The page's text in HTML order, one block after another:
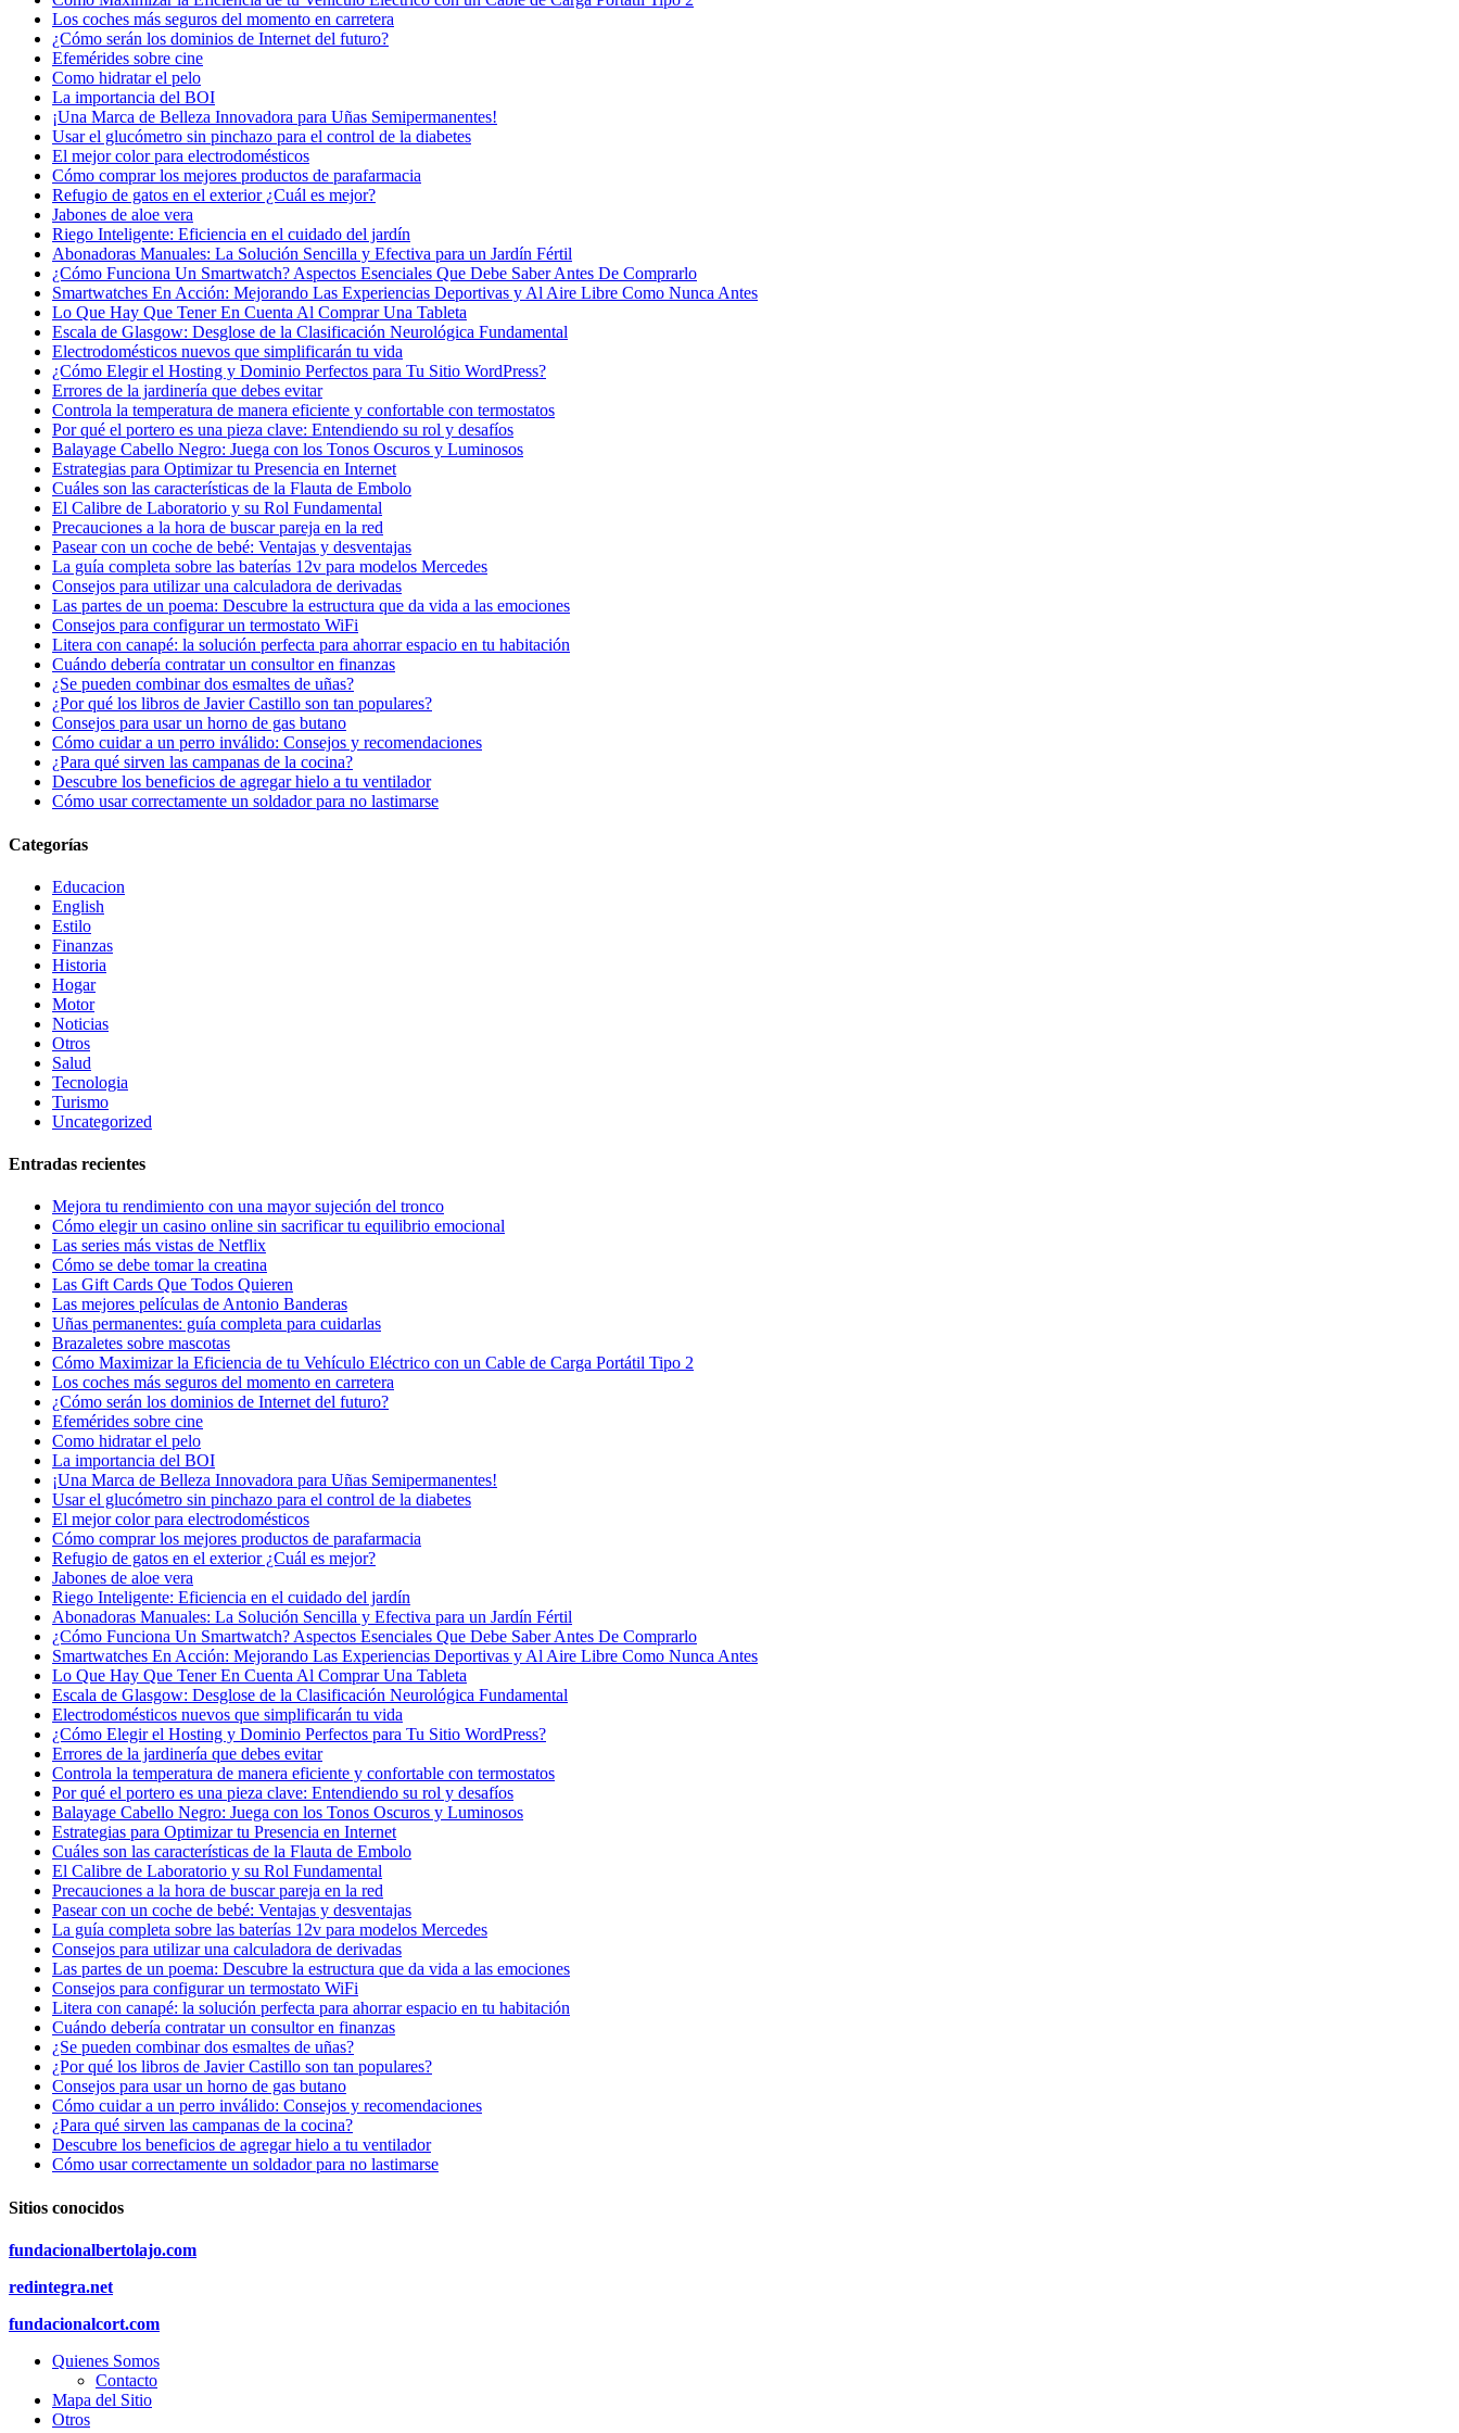
Los coches más seguros del momento en carretera
¿Cómo serán los dominios de Internet del futuro?
Efemérides sobre cine
Сomo hidratar el pelo
La importancia del BOI
¡Una Marca de Belleza Innovadora para Uñas Semipermanentes!
Usar el glucómetro sin pinchazo para el control de la diabetes
El mejor color para electrodomésticos
Cómo comprar los mejores productos de parafarmacia
Refugio de gatos en el exterior ¿Cuál es mejor?
Jabones de aloe vera
Riego Inteligente: Eficiencia en el cuidado del jardín
Abonadoras Manuales: La Solución Sencilla y Efectiva para un Jardín Fértil
¿Cómo Funciona Un Smartwatch? Aspectos Esenciales Que Debe Saber Antes De Comprarlo
Smartwatches En Acción: Mejorando Las Experiencias Deportivas y Al Aire Libre Como Nunca Antes
Lo Que Hay Que Tener En Cuenta Al Comprar Una Tableta
Escala de Glasgow: Desglose de la Clasificación Neurológica Fundamental
Electrodomésticos nuevos que simplificarán tu vida
¿Cómo Elegir el Hosting y Dominio Perfectos para Tu Sitio WordPress?
Errores de la jardinería que debes evitar
Controla la temperatura de manera eficiente y confortable con termostatos
Por qué el portero es una pieza clave: Entendiendo su rol y desafíos
Balayage Cabello Negro: Juega con los Tonos Oscuros y Luminosos
Estrategias para Optimizar tu Presencia en Internet
Cuáles son las características de la Flauta de Embolo
El Calibre de Laboratorio y su Rol Fundamental
Precauciones a la hora de buscar pareja en la red
Pasear con un coche de bebé: Ventajas y desventajas
La guía completa sobre las baterías 12v para modelos Mercedes
Consejos para utilizar una calculadora de derivadas
Las partes de un poema: Descubre la estructura que da vida a las emociones
Consejos para configurar un termostato WiFi
Litera con canapé: la solución perfecta para ahorrar espacio en tu habitación
Cuándo debería contratar un consultor en finanzas
¿Se pueden combinar dos esmaltes de uñas?
¿Por qué los libros de Javier Castillo son tan populares?
Consejos para usar un horno de gas butano
Cómo cuidar a un perro inválido: Consejos y recomendaciones
¿Para qué sirven las campanas de la cocina?
Descubre los beneficios de agregar hielo a tu ventilador
Cómo usar correctamente un soldador para no lastimarse
Categorías
Educacion
English
Estilo
Finanzas
Historia
Hogar
Motor
Noticias
Otros
Salud
Tecnologia
Turismo
Uncategorized
Entradas recientes
Mejora tu rendimiento con una mayor sujeción del tronco
Cómo elegir un casino online sin sacrificar tu equilibrio emocional
Las series más vistas de Netflix
Cómo se debe tomar la creatina
Las Gift Cards Que Todos Quieren
Las mejores películas de Antonio Banderas
Uñas permanentes: guía completa para cuidarlas
Brazaletes sobre mascotas
Cómo Maximizar la Eficiencia de tu Vehículo Eléctrico con un Cable de Carga Portátil Tipo 2
Los coches más seguros del momento en carretera
¿Cómo serán los dominios de Internet del futuro?
Efemérides sobre cine
Сomo hidratar el pelo
La importancia del BOI
¡Una Marca de Belleza Innovadora para Uñas Semipermanentes!
Usar el glucómetro sin pinchazo para el control de la diabetes
El mejor color para electrodomésticos
Cómo comprar los mejores productos de parafarmacia
Refugio de gatos en el exterior ¿Cuál es mejor?
Jabones de aloe vera
Riego Inteligente: Eficiencia en el cuidado del jardín
Abonadoras Manuales: La Solución Sencilla y Efectiva para un Jardín Fértil
¿Cómo Funciona Un Smartwatch? Aspectos Esenciales Que Debe Saber Antes De Comprarlo
Smartwatches En Acción: Mejorando Las Experiencias Deportivas y Al Aire Libre Como Nunca Antes
Lo Que Hay Que Tener En Cuenta Al Comprar Una Tableta
Escala de Glasgow: Desglose de la Clasificación Neurológica Fundamental
Electrodomésticos nuevos que simplificarán tu vida
¿Cómo Elegir el Hosting y Dominio Perfectos para Tu Sitio WordPress?
Errores de la jardinería que debes evitar
Controla la temperatura de manera eficiente y confortable con termostatos
Por qué el portero es una pieza clave: Entendiendo su rol y desafíos
Balayage Cabello Negro: Juega con los Tonos Oscuros y Luminosos
Estrategias para Optimizar tu Presencia en Internet
Cuáles son las características de la Flauta de Embolo
El Calibre de Laboratorio y su Rol Fundamental
Precauciones a la hora de buscar pareja en la red
Pasear con un coche de bebé: Ventajas y desventajas
La guía completa sobre las baterías 12v para modelos Mercedes
Consejos para utilizar una calculadora de derivadas
Las partes de un poema: Descubre la estructura que da vida a las emociones
Consejos para configurar un termostato WiFi
Litera con canapé: la solución perfecta para ahorrar espacio en tu habitación
Cuándo debería contratar un consultor en finanzas
¿Se pueden combinar dos esmaltes de uñas?
¿Por qué los libros de Javier Castillo son tan populares?
Consejos para usar un horno de gas butano
Cómo cuidar a un perro inválido: Consejos y recomendaciones
¿Para qué sirven las campanas de la cocina?
Descubre los beneficios de agregar hielo a tu ventilador
Cómo usar correctamente un soldador para no lastimarse
Sitios conocidos
fundacionalbertolajo.com
redintegra.net
fundacionalcort.com
Quienes Somos
Contacto
Mapa del Sitio
Otros